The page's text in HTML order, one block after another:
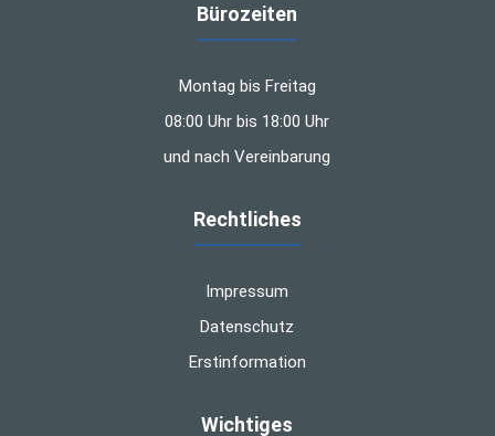
Bürozeiten
Montag bis Freitag
08:00 Uhr bis 18:00 Uhr
und nach Vereinbarung
Rechtliches
Impressum
Datenschutz
Erstinformation
Wichtiges